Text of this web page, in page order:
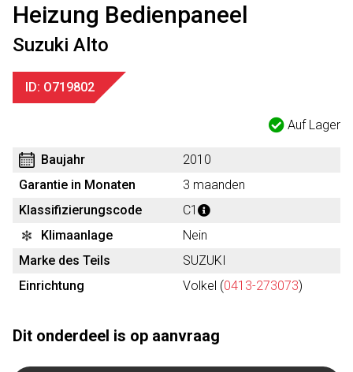
Heizung Bedienpaneel
Suzuki Alto
ID: O719802
Auf Lager
Baujahr
2010
Garantie in Monaten
3 maanden
Klassifizierungscode
C1
Klimaanlage
Nein
Marke des Teils
SUZUKI
Einrichtung
Volkel (0413-273073)
Dit onderdeel is op aanvraag